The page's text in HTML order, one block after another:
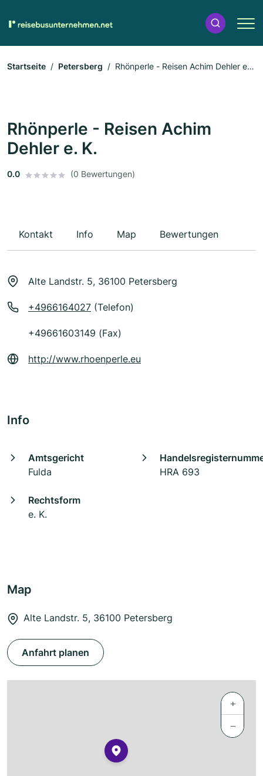
Startseite Petersberg
Rhönperle - Reisen Achim Dehler e.
Rhönperle - Reisen Achim
Dehler e. K.
0.0 (0 Bewertungen)
Kontakt Info Map Bewertungen
Alte Landstr. 5, 36100 Petersberg
+4966164027 (Telefon)
+49661603149 (Fax)
http://www.rhoenperle.eu
Info
Amtsgericht
Fulda
HRA 693
Rechtsform
e. K.
Map
Alte Landstr. 5, 36100 Petersberg
Anfahrt planen
+
−